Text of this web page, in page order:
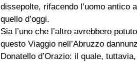
dissepolte, rifacendo l’uomo antico
quello d’oggi.
Sia l’uno che l’altro avrebbero
questo Viaggio nell’Abruzzo
Donatello d’Orazio: il quale,